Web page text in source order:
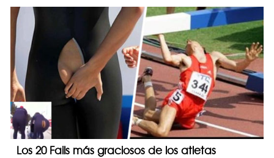
Los 20 Fails más graciosos de los atletas